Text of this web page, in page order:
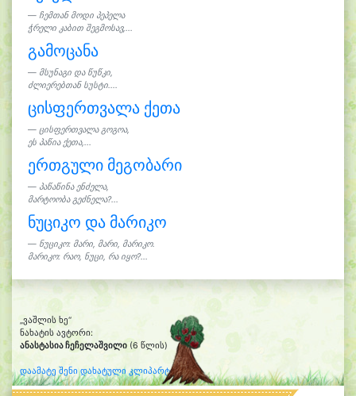
ჩემთან მოდი პეპელა
ჭრელი კაბით შეგმოსავ,...
გამოცანა
მსუნაგი და წუწკი,
ძლიერებთან სუსტი....
ცისფერთვალა ქეთა
ცისფერთვალა გოგოა,
ეს პაწია ქეთა,...
ერთგული მეგობარი
პაწაწინა ენძელა,
მარტოობა გეძნელა?...
ნუციკო და მარიკო
ნუციკო: მარი, მარი, მარიკო.
მარიკო: რაო, ნუცი, რა იყო?...
„ვაშლის ხე“
ნახატის ავტორი:
ანასტასია ჩეჩელაშვილი (6 წლის)
დაამატე შენი დახატული კლიპარტი